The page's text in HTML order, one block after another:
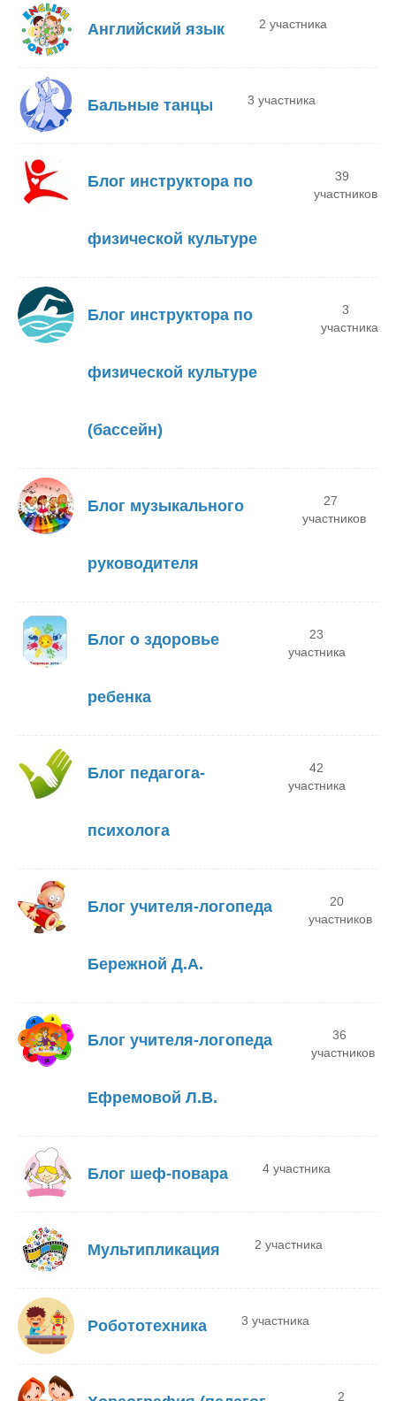
Английский язык 2 участника
Бальные танцы 3 участника
Блог инструктора по
физической культуре
39
участников
Блог инструктора по
физической культуре
(бассейн)
3
участника
Блог музыкального
руководителя
27
участников
Блог о здоровье
ребенка
23
участника
Блог педагога-
психолога
42
участника
Блог учителя-логопеда
Бережной Д.А.
20
участников
Блог учителя-логопеда
Ефремовой Л.В.
36
участников
Блог шеф-повара 4 участника
Мультипликация 2 участника
Робототехника 3 участника
2